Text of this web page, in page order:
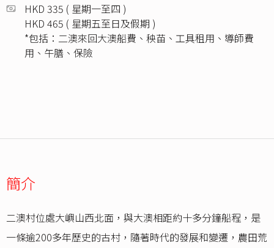
HKD 335 ( 星期一至四 )
HKD 465 ( 星期五至日及假期 )
*包括：二澳來回大澳船費、秧苗、工具租用、導師費
用、午膳、保險
簡介
二澳村位處大嶼山西北面，與大澳相距約十多分鐘船程，是
一條逾200多年歷史的古村，隨著時代的發展和變遷，農田荒